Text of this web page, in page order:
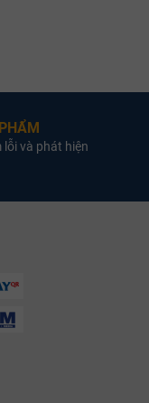
Nồng độ:
Dung tích:
và phát hiện